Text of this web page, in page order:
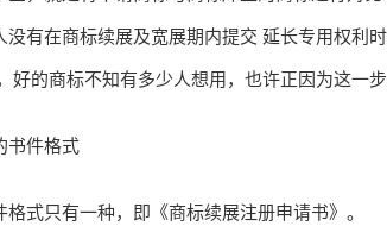
没有在商标续展及宽展期内提交 延长专用权利
好的商标不知有多少人想用，也许正因为这一
件格式
只有一种，即《商标续展注册申请书》。